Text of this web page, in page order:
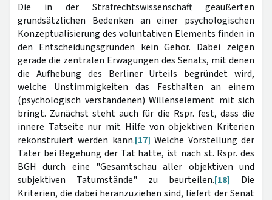
Die in der Strafrechtswissenschaft geäußerten
grundsätzlichen Bedenken an einer psychologischen
Konzeptualisierung des voluntativen Elements finden in
den Entscheidungsgründen kein Gehör. Dabei zeigen
gerade die zentralen Erwägungen des Senats, mit denen
die Aufhebung des Berliner Urteils begründet wird,
welche Unstimmigkeiten das Festhalten an einem
(psychologisch verstandenen) Willenselement mit sich
bringt. Zunächst steht auch für die Rspr. fest, dass die
innere Tatseite nur mit Hilfe von objektiven Kriterien
rekonstruiert werden kann.[17] Welche Vorstellung der
Täter bei Begehung der Tat hatte, ist nach st. Rspr. des
BGH durch eine "Gesamtschau aller objektiven und
subjektiven Tatumstände" zu beurteilen.[18] Die
Kriterien, die dabei heranzuziehen sind, liefert der Senat